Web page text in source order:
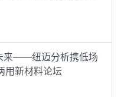
来——纽迈分析携低场
用新材料论坛